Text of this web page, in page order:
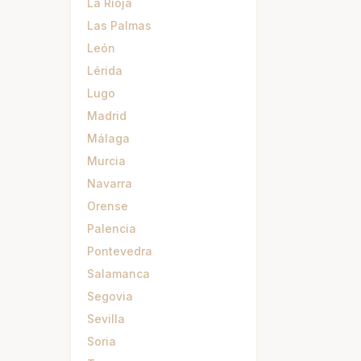
La Rioja
Las Palmas
León
Lérida
Lugo
Madrid
Málaga
Murcia
Navarra
Orense
Palencia
Pontevedra
Salamanca
Segovia
Sevilla
Soria